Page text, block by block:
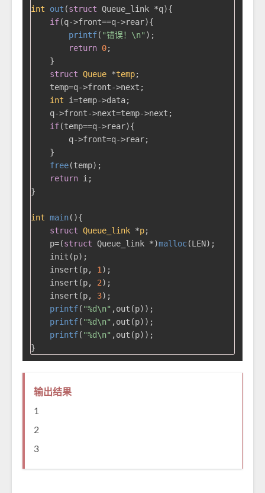
int out (struct Queue_link *q){
if(q->front==q->rear){
printf( "错误！\n" );
return 0;
    }
struct Queue *temp;
    temp=q->front->next;
int i=temp->data;
    q->front->next=temp->next;
if(temp==q->rear){
        q->front=q->rear;
    }
free(temp);
return i;
}
int main(){
struct Queue_link *p;
    p=(
struct Queue_link *)malloc(LEN);
    init(p);
    insert(p,
1 );
    insert(p,
2);
    insert(p,
3);
printf( "%d\n" ,out(p));
printf( "%d\n" ,out(p));
printf( "%d\n" ,out(p));
输出结果
1
2
3